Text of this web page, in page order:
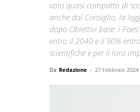
voto quasi compatto di
anche dal Consiglio, la
dopo.Obiettivi base: i
entro il 2040 e il 90%
scientifiche e per il loro
Da Redazione - 27 Febbraio 2024